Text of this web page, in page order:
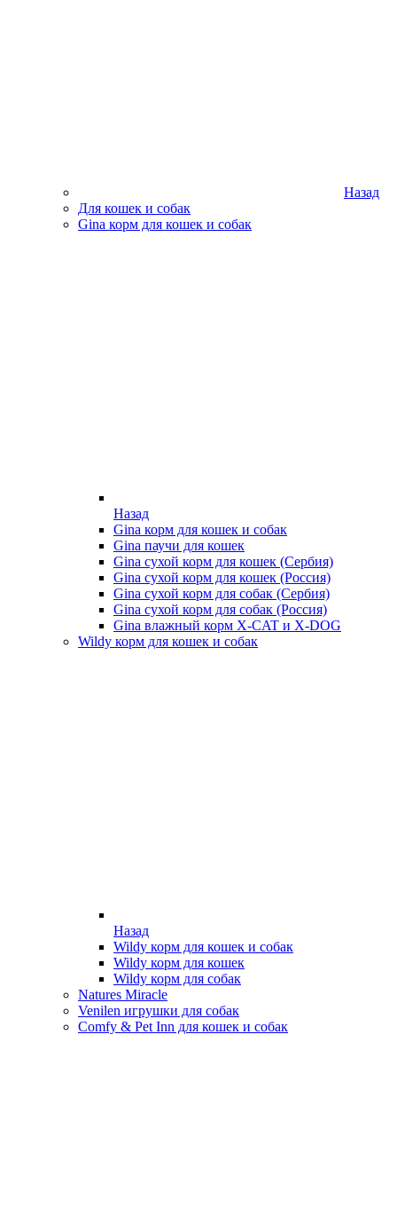
Назад
Для кошек и собак
Gina корм для кошек и собак
Назад
Gina корм для кошек и собак
Gina паучи для кошек
Gina сухой корм для кошек (Сербия)
Gina сухой корм для кошек (Россия)
Gina сухой корм для собак (Сербия)
Gina сухой корм для собак (Россия)
Gina влажный корм X-CAT и X-DOG
Wildy корм для кошек и собак
Назад
Wildy корм для кошек и собак
Wildy корм для кошек
Wildy корм для собак
Natures Miracle
Venilen игрушки для собак
Comfy & Pet Inn для кошек и собак